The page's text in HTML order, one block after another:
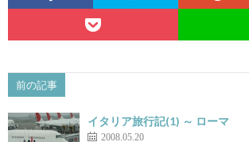
前の記事
イタリア旅行記(1) ～ ローマ
2008.05.20